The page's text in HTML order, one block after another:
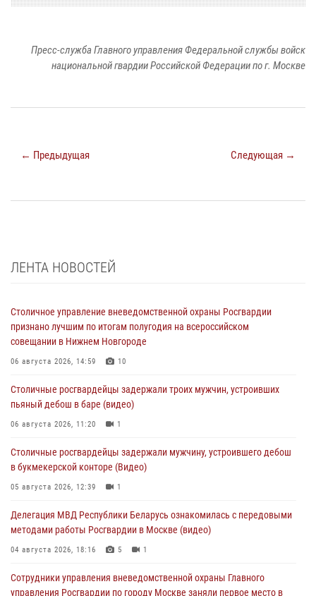
Пресс-служба Главного управления Федеральной службы войск
национальной гвардии Российской Федерации по г. Москве
← Предыдущая Следующая →
ЛЕНТА НОВОСТЕЙ
Столичное управление вневедомственной охраны Росгвардии
признано лучшим по итогам полугодия на всероссийском
совещании в Нижнем Новгороде
06 августа 2026, 14:59 10
Столичные росгвардейцы задержали троих мужчин, устроивших
пьяный дебош в баре (видео)
06 августа 2026, 11:20 1
Столичные росгвардейцы задержали мужчину, устроившего дебош
в букмекерской конторе (Видео)
05 августа 2026, 12:39 1
Делегация МВД Республики Беларусь ознакомилась с передовыми
методами работы Росгвардии в Москве (видео)
04 августа 2026, 18:16 5 1
Сотрудники управления вневедомственной охраны Главного
управления Росгвардии по городу Москве заняли первое место в